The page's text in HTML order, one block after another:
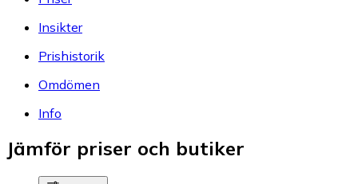
Insikter
Prishistorik
Omdömen
Info
Jämför priser och butiker